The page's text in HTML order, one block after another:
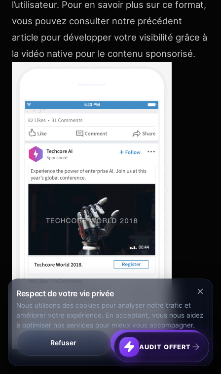
l’utilisateur. Pour en savoir plus sur ce format,
vous pouvez consulter notre précédent
article pour développer votre visibilité grâce à
la vidéo native pour le contenu sponsorisé.
Respect de votre vie privée
Nous utilisons des cookies pour analyser notre trafic et
améliorer votre expérience. En acceptant, vous nous aidez
à optimiser nos services pour mieux vous accompagner.
Refuser Tout Accepter
AUDIT OFFERT